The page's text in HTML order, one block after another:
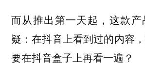
而从推出第一天起，这款
疑：在抖音上看到过的内容
要在抖音盒子上再看一遍？